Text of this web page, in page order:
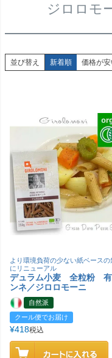
ジロロモ
並び替え 新着順 価格が
より環境負荷の少ない紙ベースの
にリニューアル
デュラム小麦 全粒粉 有
ンネ／ジロロモーニ
自然派
クール便でお届け
¥418税込